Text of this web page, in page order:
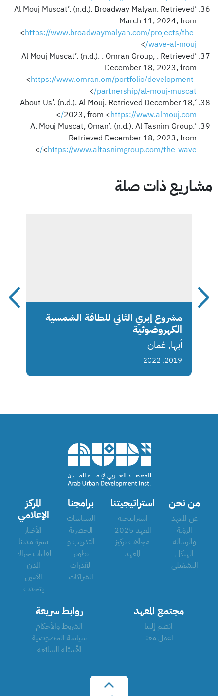
‘Al Mouj Muscat’. (n.d.). Broadway Malyan. Retrieved
March 11, 2024, from
<https://www.broadwaymalyan.com/projects/the-
wave-al-mouj/
>
‘Al Mouj Muscat’. (n.d.). . Omran Group, . Retrieved
December 18, 2023, from
<https://www.omran.om/portfolio/development-
partnership/al-mouj-muscat/
>
‘About Us’. (n.d.). Al Mouj. Retrieved December 18,
2023, from <https://www.almouj.com/
>
‘Al Mouj Muscat, Oman’. (n.d.). Al Tasnim Group.
Retrieved December 18, 2023, from
<https://www.altasnimgroup.com/the-wave/
>
مشاريع ذات صلة
مشروع إبري الثاني للطاقة الشمسية
الكهروضوئية
أبها, عُمان
2019, 2022
من نحن
عن المعهد
الرؤية
والرسالة
الهيكل
التشغيلي
استراتيجيتنا
استراتيجية
المعهد 2025
مجالات تركيز
المعهد
برامجنا
السياسات
الحضرية
التدريب و
تطوير
القدرات
الشراكات
المركز
الإعلامي
الأخبار
نشرة مدننا
لقاءات حراك
المدن
الأمين
يتحدث
مجتمع المعهد
انضم إلينا
اعمل معنا
روابط سريعة
الشروط والأحكام
سياسة الخصوصية
الأسئلة الشائعة